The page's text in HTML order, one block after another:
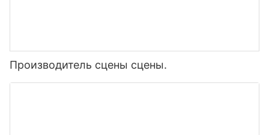
Производитель сцены сцены.